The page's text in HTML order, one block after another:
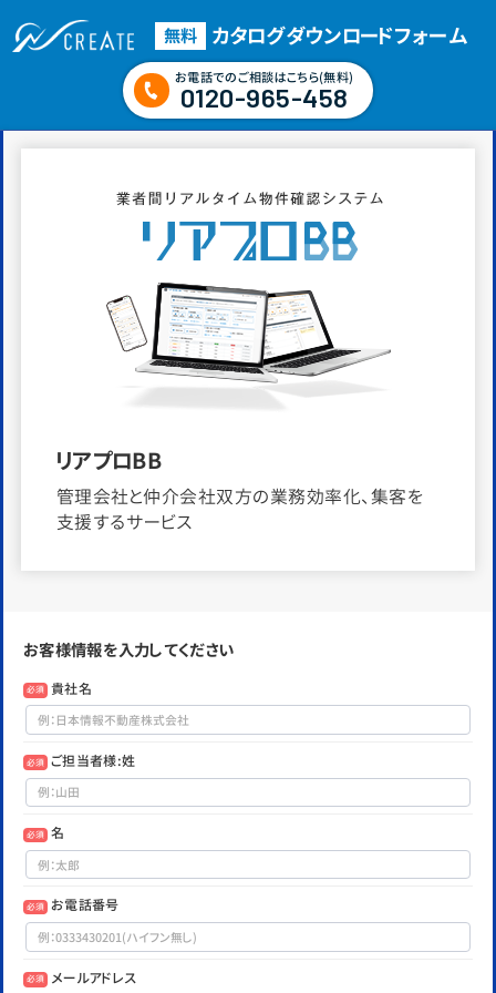
無料 カタログダウンロードフォーム
お電話でのご相談はこちら(無料)
0120-965-458
リアプロBB
管理会社と仲介会社双方の業務効率化、集客を
支援するサービス
お客様情報を入力してください
必須 貴社名
必須 ご担当者様:姓
必須 名
必須 お電話番号
必須 メールアドレス